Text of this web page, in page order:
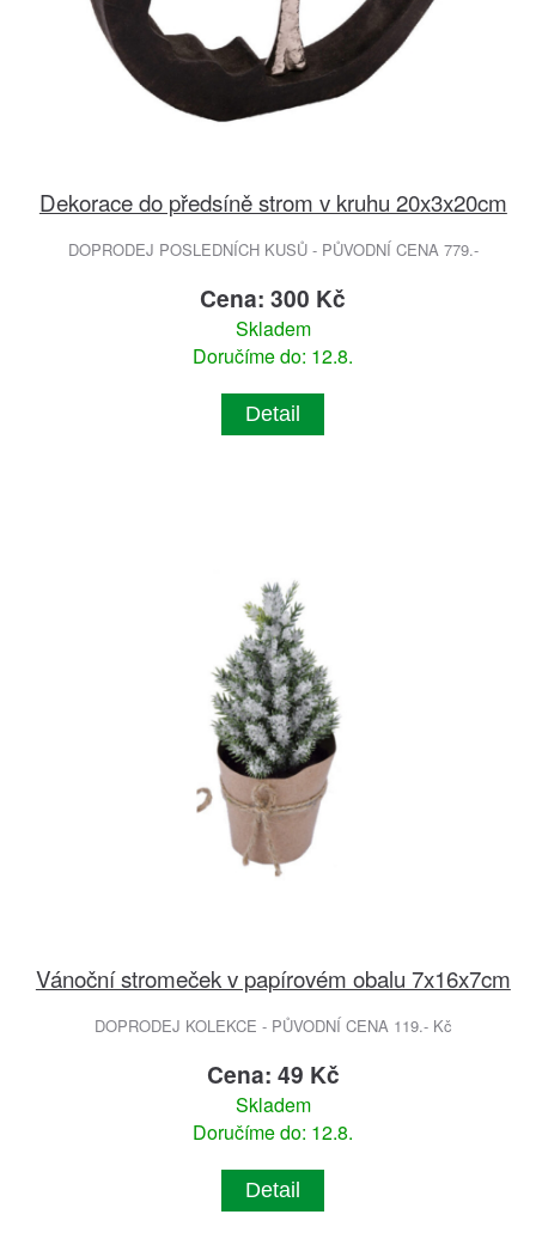
Dekorace do předsíně strom v kruhu 20x3x20cm
DOPRODEJ POSLEDNÍCH KUSŮ - PŮVODNÍ CENA 779.-
Cena: 300 Kč
Skladem
Doručíme do: 12.8.
Detail
Vánoční stromeček v papírovém obalu 7x16x7cm
DOPRODEJ KOLEKCE - PŮVODNÍ CENA 119.- Kč
Cena: 49 Kč
Skladem
Doručíme do: 12.8.
Detail